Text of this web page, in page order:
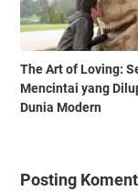
The Art of Loving:
Mencintai yang
Dunia Modern
Posting